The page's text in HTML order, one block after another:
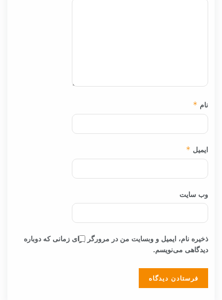
نام *
ایمیل *
وب‌ سایت
ذخیره نام، ایمیل و وبسایت من در مرورگر برای زمانی که دوباره
دیدگاهی می‌نویسم.